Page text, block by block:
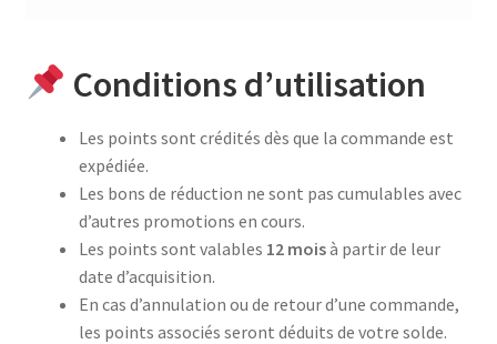
Conditions d’utilisation
Les points sont crédités dès que la commande est
expédiée.
Les bons de réduction ne sont pas cumulables avec
d’autres promotions en cours.
Les points sont valables 12 moisà partir de leur
date d’acquisition.
En cas d’annulation ou de retour d’une commande,
les points associés seront déduits de votre solde.